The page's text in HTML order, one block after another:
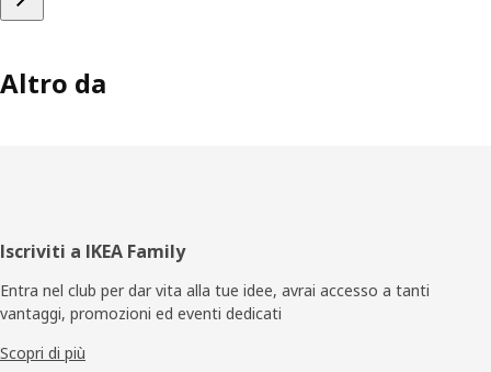
Altro da
Piè
di
pagina
Iscriviti a IKEA Family
Entra nel club per dar vita alla tue idee, avrai accesso a tanti
vantaggi, promozioni ed eventi dedicati
Scopri di più